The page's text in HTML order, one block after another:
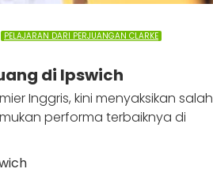
PELAJARAN DARI PERJUANGAN CLARKE
di Ipswich
Inggris, kini menyaksikan salah
performa terbaiknya di